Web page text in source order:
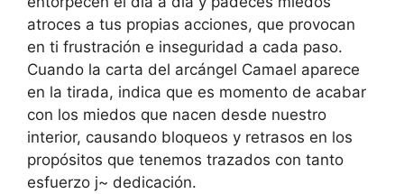
atroces a tus propias acciones, que provocan
en ti frustración e inseguridad a cada paso.
Cuando la carta del arcángel Camael aparece
en la tirada, indica que es momento de acabar
con los miedos que nacen desde nuestro
interior, causando bloqueos y retrasos en los
propósitos que tenemos trazados con tanto
esfuerzo j~ dedicación.